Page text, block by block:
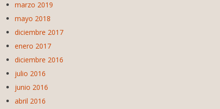
marzo 2019
mayo 2018
diciembre 2017
enero 2017
diciembre 2016
julio 2016
junio 2016
abril 2016